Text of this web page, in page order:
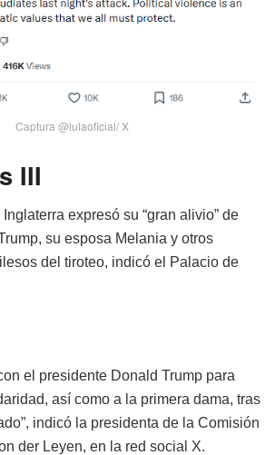
Captura @lulaoficial/ X
III
expresó su “gran alivio” de
su esposa Melania y otros
del tiroteo, indicó el Palacio de
el presidente Donald Trump para
así como a la primera dama, tras
indicó la presidenta de la Comisión
der Leyen, en la red social X.